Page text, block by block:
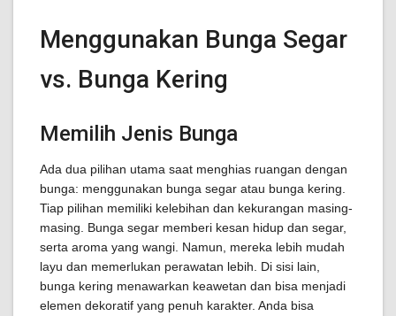
Menggunakan Bunga Segar
vs. Bunga Kering
Memilih Jenis Bunga
Ada dua pilihan utama saat menghias ruangan dengan
bunga: menggunakan bunga segar atau bunga kering.
Tiap pilihan memiliki kelebihan dan kekurangan masing-
masing. Bunga segar memberi kesan hidup dan segar,
serta aroma yang wangi. Namun, mereka lebih mudah
layu dan memerlukan perawatan lebih. Di sisi lain,
bunga kering menawarkan keawetan dan bisa menjadi
elemen dekoratif yang penuh karakter. Anda bisa